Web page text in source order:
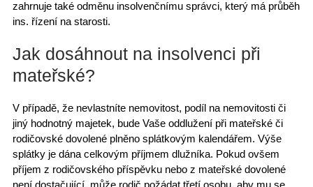
zahrnuje také odměnu insolvenčnímu správci, který má průběh
ins. řízení na starosti.
Jak dosáhnout na insolvenci při
mateřské?
V případě, že nevlastníte nemovitost, podíl na nemovitosti či
jiný hodnotný majetek, bude Vaše oddlužení při mateřské či
rodičovské dovolené plněno splátkovým kalendářem. Výše
splátky je dána celkovým příjmem dlužníka. Pokud ovšem
příjem z rodičovského příspěvku nebo z mateřské dovolené
není dostačující, může rodič požádat třetí osobu, aby mu se